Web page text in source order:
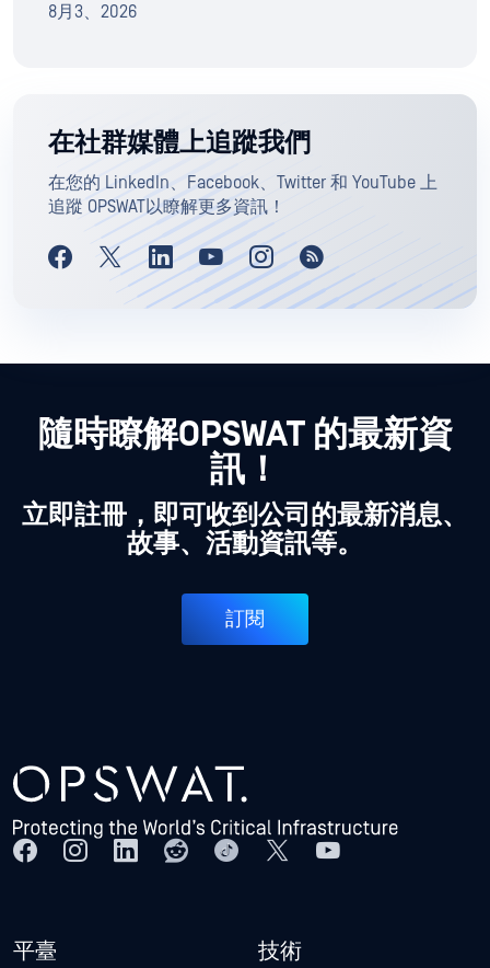
8月3、2026
在社群媒體上追蹤我們
在您的 LinkedIn、Facebook、Twitter 和 YouTube 上
追蹤 OPSWAT以瞭解更多資訊！
隨時瞭解OPSWAT 的最新資
訊！
立即註冊，即可收到公司的最新消息、
故事、活動資訊等。
訂閱
平臺 技術